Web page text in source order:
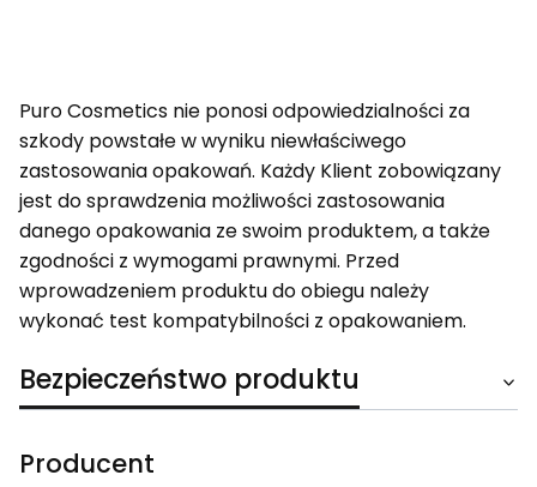
Puro Cosmetics nie ponosi odpowiedzialności za
szkody powstałe w wyniku niewłaściwego
zastosowania opakowań. Każdy Klient zobowiązany
jest do sprawdzenia możliwości zastosowania
danego opakowania ze swoim produktem, a także
zgodności z wymogami prawnymi. Przed
wprowadzeniem produktu do obiegu należy
wykonać test kompatybilności z opakowaniem.
Bezpieczeństwo produktu
Producent